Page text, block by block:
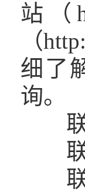
站（
（
细了
询。
联
联
联